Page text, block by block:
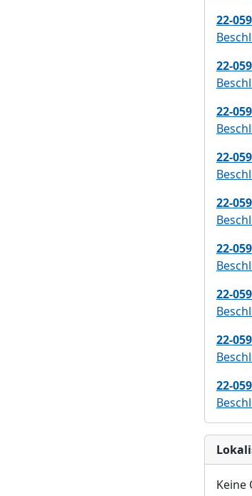
22-
22-
22-
22-
22-
22-
22-
22-
22-
Keine